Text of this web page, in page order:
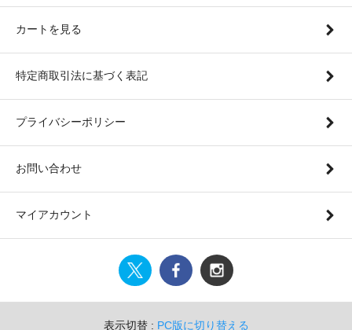
カートを見る
特定商取引法に基づく表記
プライバシーポリシー
お問い合わせ
マイアカウント
表示切替 : PC版に切り替える